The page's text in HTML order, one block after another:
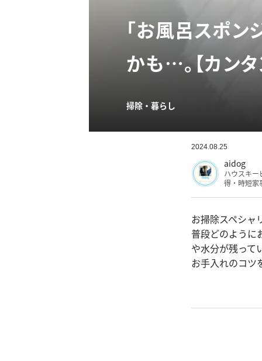
「お風呂スポン
かも…。【カン
掃除・暮らし
2024.08.25
aidog
ハウスキー
得・時短家
お掃除スペシャ
普段どのように
や水分が残って
お手入れのコツ